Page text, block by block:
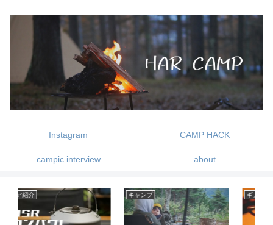
Instagram CAMP HACK
campic interview about
キャンプ ギア紹介